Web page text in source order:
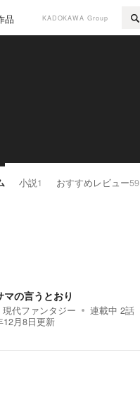
品 KADOKAWA Group
小説1 おすすめレビュー59
マの言うとおり
現代ファンタジー 連載中 2話
12月8日更新